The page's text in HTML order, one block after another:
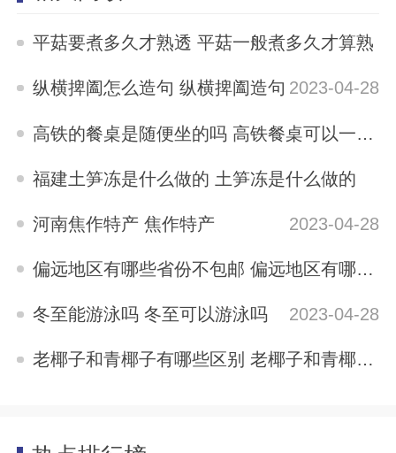
平菇要煮多久才熟透 平菇一般煮多久才算熟
纵横捭阖怎么造句 纵横捭阖造句 2023-04-28
高铁的餐桌是随便坐的吗 高铁餐桌可以一直坐吗
2023-04-28
福建土笋冻是什么做的 土笋冻是什么做的
河南焦作特产 焦作特产 2023-04-28
偏远地区有哪些省份不包邮 偏远地区有哪些省份
冬至能游泳吗 冬至可以游泳吗 2023-04-28
老椰子和青椰子有哪些区别 老椰子和青椰子的区别